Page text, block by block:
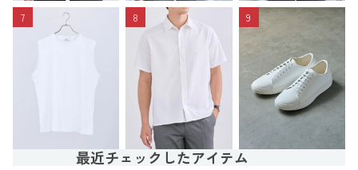
7 8 9
最近チェックしたアイテム